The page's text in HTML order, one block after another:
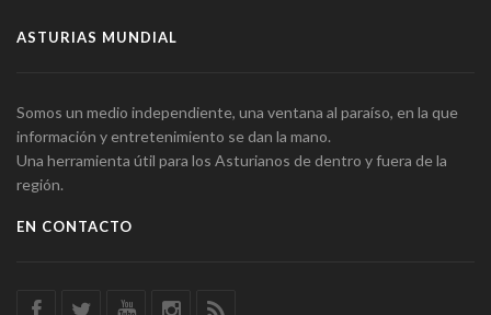
ASTURIAS MUNDIAL
Somos un medio independiente, una ventana al paraíso, en la que
información y entretenimiento se dan la mano.
Una herramienta útil para los Asturianos de dentro y fuera de la
región.
EN CONTACTO